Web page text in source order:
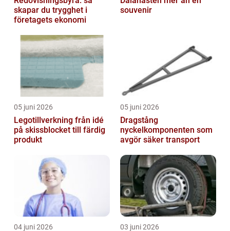
skapar du trygghet i
företagets ekonomi
souvenir
05 juni 2026
Legotillverkning från idé
på skissblocket till färdig
produkt
05 juni 2026
Dragstång
nyckelkomponenten som
avgör säker transport
04 juni 2026 03 juni 2026